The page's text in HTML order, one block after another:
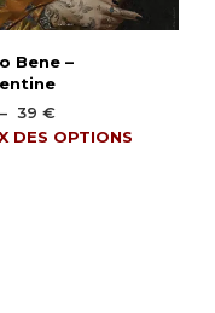
Bene –
– 39 €Plage
de
DES OPTIONS